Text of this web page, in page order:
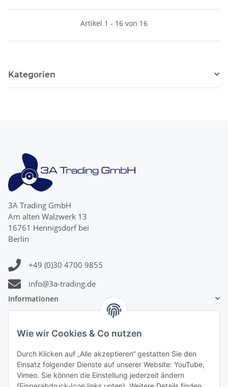
Wie wir Cookies & Co nutzen
Durch Klicken auf „Alle akzeptieren“ gestatten Sie den
Einsatz folgender Dienste auf unserer Website: YouTube,
Vimeo. Sie können die Einstellung jederzeit ändern
Artikel 1 - 16 von 16
Kategorien
3A Trading GmbH
Am alten Walzwerk 13
16761 Hennigsdorf bei
Berlin
+49 (0)30 4700 9855
info@3a-trading.de
Informationen
Zahlungsinformationen